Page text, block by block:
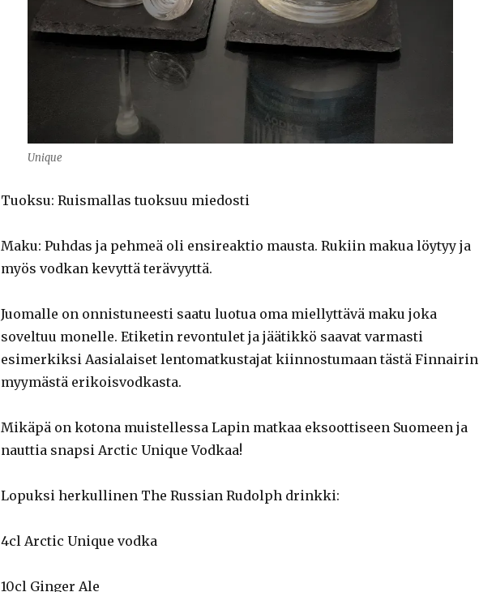
Unique
Tuoksu: Ruismallas tuoksuu miedosti
Maku: Puhdas ja pehmeä oli ensireaktio mausta. Rukiin makua löytyy ja
myös vodkan kevyttä terävyyttä.
Juomalle on onnistuneesti saatu luotua oma miellyttävä maku joka
soveltuu monelle. Etiketin revontulet ja jäätikkö saavat varmasti
esimerkiksi Aasialaiset lentomatkustajat kiinnostumaan tästä Finnairin
myymästä erikoisvodkasta.
Mikäpä on kotona muistellessa Lapin matkaa eksoottiseen Suomeen ja
nauttia snapsi Arctic Unique Vodkaa!
Lopuksi herkullinen The Russian Rudolph drinkki:
4cl Arctic Unique vodka
10cl Ginger Ale